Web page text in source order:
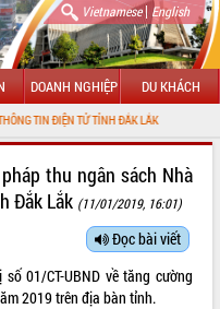
Vietnamese| English
DOANH NGHIỆP DU KHÁCH
TỬ TỈNH ĐẮK LẮK
thu ngân sách Nhà
Đắk Lắk (11/01/2019, 16:01)
Đọc bài viết
01/CT-UBND về tăng cường
2019 trên địa bàn tỉnh.